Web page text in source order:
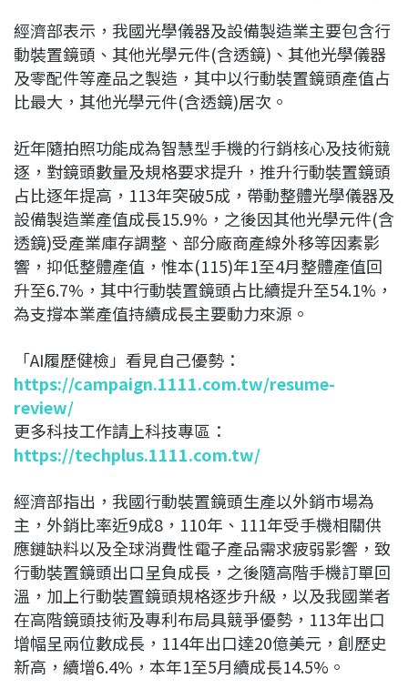
經濟部表示，我國光學儀器及設備製造業主要包含行
動裝置鏡頭、其他光學元件(含透鏡)、其他光學儀器
及零配件等產品之製造，其中以行動裝置鏡頭產值占
比最大，其他光學元件(含透鏡)居次。
近年隨拍照功能成為智慧型手機的行銷核心及技術競
逐，對鏡頭數量及規格要求提升，推升行動裝置鏡頭
占比逐年提高，113年突破5成，帶動整體光學儀器及
設備製造業產值成長15.9%，之後因其他光學元件(含
透鏡)受產業庫存調整、部分廠商產線外移等因素影
響，抑低整體產值，惟本(115)年1至4月整體產值回
升至6.7%，其中行動裝置鏡頭占比續提升至54.1%，
為支撐本業產值持續成長主要動力來源。
「AI履歷健檢」看見自己優勢：
https://campaign.1111.com.tw/resume-
review/
更多科技工作請上科技專區：
https://techplus.1111.com.tw/
經濟部指出，我國行動裝置鏡頭生產以外銷市場為
主，外銷比率近9成8，110年、111年受手機相關供
應鏈缺料以及全球消費性電子產品需求疲弱影響，致
行動裝置鏡頭出口呈負成長，之後隨高階手機訂單回
溫，加上行動裝置鏡頭規格逐步升級，以及我國業者
在高階鏡頭技術及專利布局具競爭優勢，113年出口
增幅呈兩位數成長，114年出口達20億美元，創歷史
新高，續增6.4%，本年1至5月續成長14.5%。